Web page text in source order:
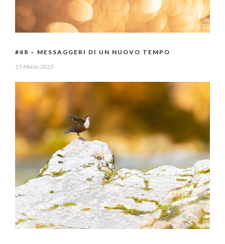
#48 – MESSAGGERI DI UN NUOVO TEMPO
15 Marzo 2025